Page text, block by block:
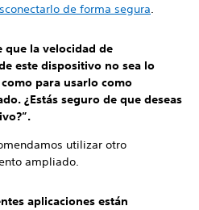
de forma segura.
que la velocidad de
este dispositivo no sea lo
para usarlo como
¿Estás seguro de que deseas
utilizar otro
ampliado.
aplicaciones están